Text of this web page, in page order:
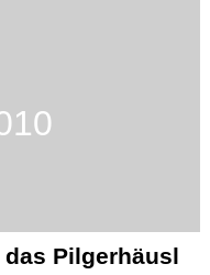
Pilgerhäusl